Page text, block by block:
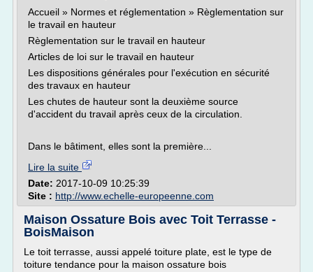
Accueil » Normes et réglementation » Règlementation sur
le travail en hauteur
Règlementation sur le travail en hauteur
Articles de loi sur le travail en hauteur
Les dispositions générales pour l'exécution en sécurité
des travaux en hauteur
Les chutes de hauteur sont la deuxième source
d'accident du travail après ceux de la circulation.
Dans le bâtiment, elles sont la première...
Lire la suite
Date: 2017-10-09 10:25:39
Site : http://www.echelle-europeenne.com
Maison Ossature Bois avec Toit Terrasse -
BoisMaison
Le toit terrasse, aussi appelé toiture plate, est le type de
toiture tendance pour la maison ossature bois